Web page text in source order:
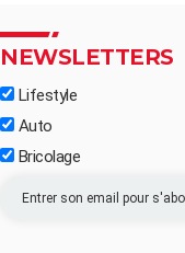
NEWSLETTERS
Lifestyle
Auto
Bricolage